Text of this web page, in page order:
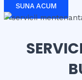
SUNA ACUM